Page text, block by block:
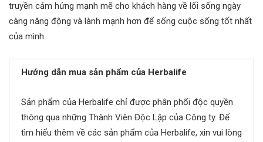
truyền cảm hứng mạnh mẽ cho khách hàng về lối sống ngày
càng năng động và lành mạnh hơn để sống cuộc sống tốt nhất
của mình.
Hướng dẫn mua sản phẩm của Herbalife
Sản phẩm của Herbalife chỉ được phân phối độc quyền
thông qua những Thành Viên Độc Lập của Công ty. Để
tìm hiểu thêm về các sản phẩm của Herbalife, xin vui lòng